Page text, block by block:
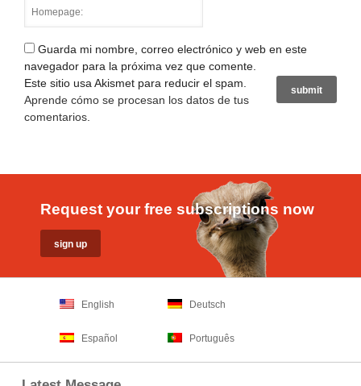
Guarda mi nombre, correo electrónico y web en este
navegador para la próxima vez que comente.
Este sitio usa Akismet para reducir el spam.
Aprende cómo se procesan los datos de tus
comentarios
Request your free subscriptions now
English Deutsch
Español Português